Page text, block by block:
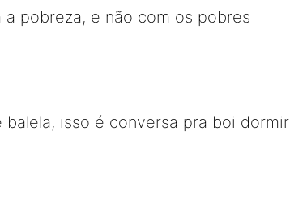
pobreza, e não com os pobres
isso é conversa pra boi dormir